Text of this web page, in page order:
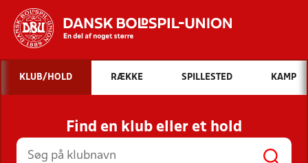
Hvad vil du søge efter?
INDHOLD OG NYHEDER
STILLINGER, RESULTATER, KLUBBER OG
HOLD
KLUB/HOLD RÆKKE SPILLESTED KAMP
Find en klub eller et hold